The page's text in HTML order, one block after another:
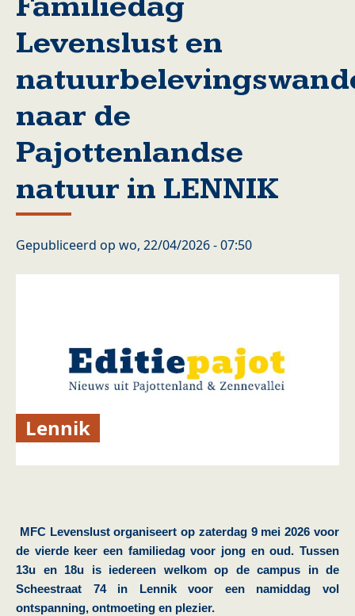
Levenslust en
naar de
Pajottenlandse
natuur in LENNIK
Gepubliceerd op wo, 22/04/2026 - 07:50
Lennik
MFC Levenslust organiseert op zaterdag 9 mei 2026 voor
de vierde keer een familiedag voor jong en oud. Tussen
13u en 18u is iedereen welkom op de campus in de
Scheestraat 74 in Lennik voor een namiddag vol
ontspanning, ontmoeting en plezier.